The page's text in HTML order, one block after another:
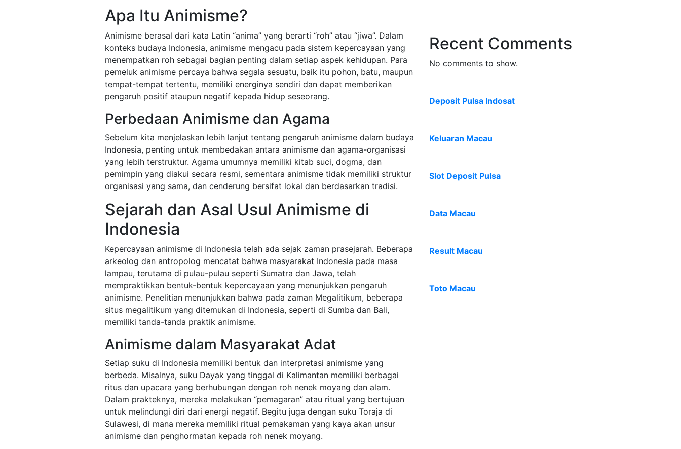
Apa Itu Animisme?
Animisme berasal dari kata Latin “anima” yang berarti “roh” atau “jiwa”. Dalam
konteks budaya Indonesia, animisme mengacu pada sistem kepercayaan yang
menempatkan roh sebagai bagian penting dalam setiap aspek kehidupan. Para
pemeluk animisme percaya bahwa segala sesuatu, baik itu pohon, batu, maupun
tempat-tempat tertentu, memiliki energinya sendiri dan dapat memberikan
pengaruh positif ataupun negatif kepada hidup seseorang.
Perbedaan Animisme dan Agama
Sebelum kita menjelaskan lebih lanjut tentang pengaruh animisme dalam budaya
Indonesia, penting untuk membedakan antara animisme dan agama-organisasi
yang lebih terstruktur. Agama umumnya memiliki kitab suci, dogma, dan
pemimpin yang diakui secara resmi, sementara animisme tidak memiliki struktur
organisasi yang sama, dan cenderung bersifat lokal dan berdasarkan tradisi.
Sejarah dan Asal Usul Animisme di
Indonesia
Kepercayaan animisme di Indonesia telah ada sejak zaman prasejarah. Beberapa
arkeolog dan antropolog mencatat bahwa masyarakat Indonesia pada masa
lampau, terutama di pulau-pulau seperti Sumatra dan Jawa, telah
mempraktikkan bentuk-bentuk kepercayaan yang menunjukkan pengaruh
animisme. Penelitian menunjukkan bahwa pada zaman Megalitikum, beberapa
situs megalitikum yang ditemukan di Indonesia, seperti di Sumba dan Bali,
memiliki tanda-tanda praktik animisme.
Animisme dalam Masyarakat Adat
Setiap suku di Indonesia memiliki bentuk dan interpretasi animisme yang
berbeda. Misalnya, suku Dayak yang tinggal di Kalimantan memiliki berbagai
ritus dan upacara yang berhubungan dengan roh nenek moyang dan alam.
Dalam prakteknya, mereka melakukan “pemagaran” atau ritual yang bertujuan
untuk melindungi diri dari energi negatif. Begitu juga dengan suku Toraja di
Sulawesi, di mana mereka memiliki ritual pemakaman yang kaya akan unsur
animisme dan penghormatan kepada roh nenek moyang.
Recent Comments
No comments to show.
Deposit Pulsa Indosat
Keluaran Macau
Slot Deposit Pulsa
Data Macau
Result Macau
Toto Macau